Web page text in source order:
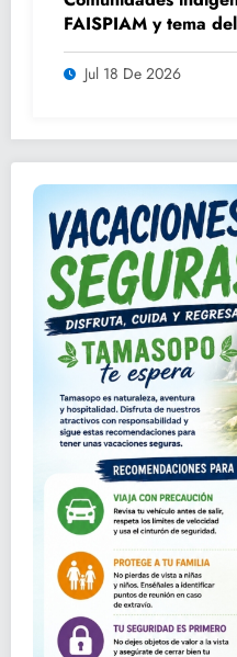
FAISPIAM y tema
asamblea ordinaria
Jul 18 De 2026